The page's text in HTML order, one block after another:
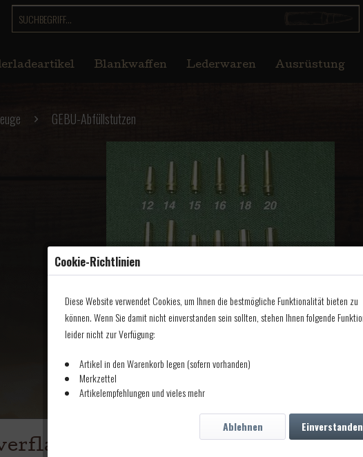
Blankwaffen Lederwaren Ausrüstung
GEBU-Abfüllstutzen
200grs
Cookie-Richtlinien
Diese Website verwendet Cookies, um Ihnen die bestmögliche Funktionalität bieten zu
können. Wenn Sie damit nicht einverstanden sein sollten, stehen Ihnen folgende
leider nicht zur Verfügung:
Artikel in den Warenkorb legen (sofern vorhanden)
Merkzettel
Artikelempfehlungen und vieles mehr
Einverstanden
Ablehnen